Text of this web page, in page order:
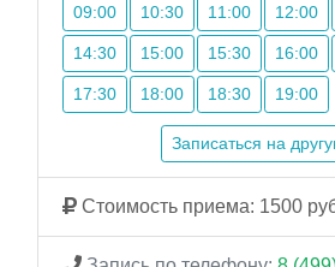
09:00 10:30 11:00 12:00
14:30 15:00 15:30 16:00
17:30 18:00 18:30 19:00
Записаться на
Стоимость приема: 1500